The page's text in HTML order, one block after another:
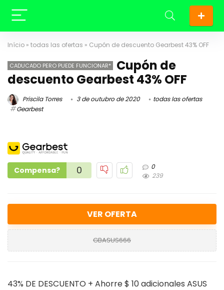
Início » todas las ofertas » Cupón de descuento Gearbest 43% OFF
CADUCADO PERO PUEDE FUNCIONAR*
Cupón de
descuento Gearbest 43% OFF
Priscila Torres 3 de outubro de 2020
todas las ofertas
Gearbest
Compensa? 0
0
239
VER OFERTA
GBASUS666
43% DE DESCUENTO + Ahorre $ 10 adicionales ASUS